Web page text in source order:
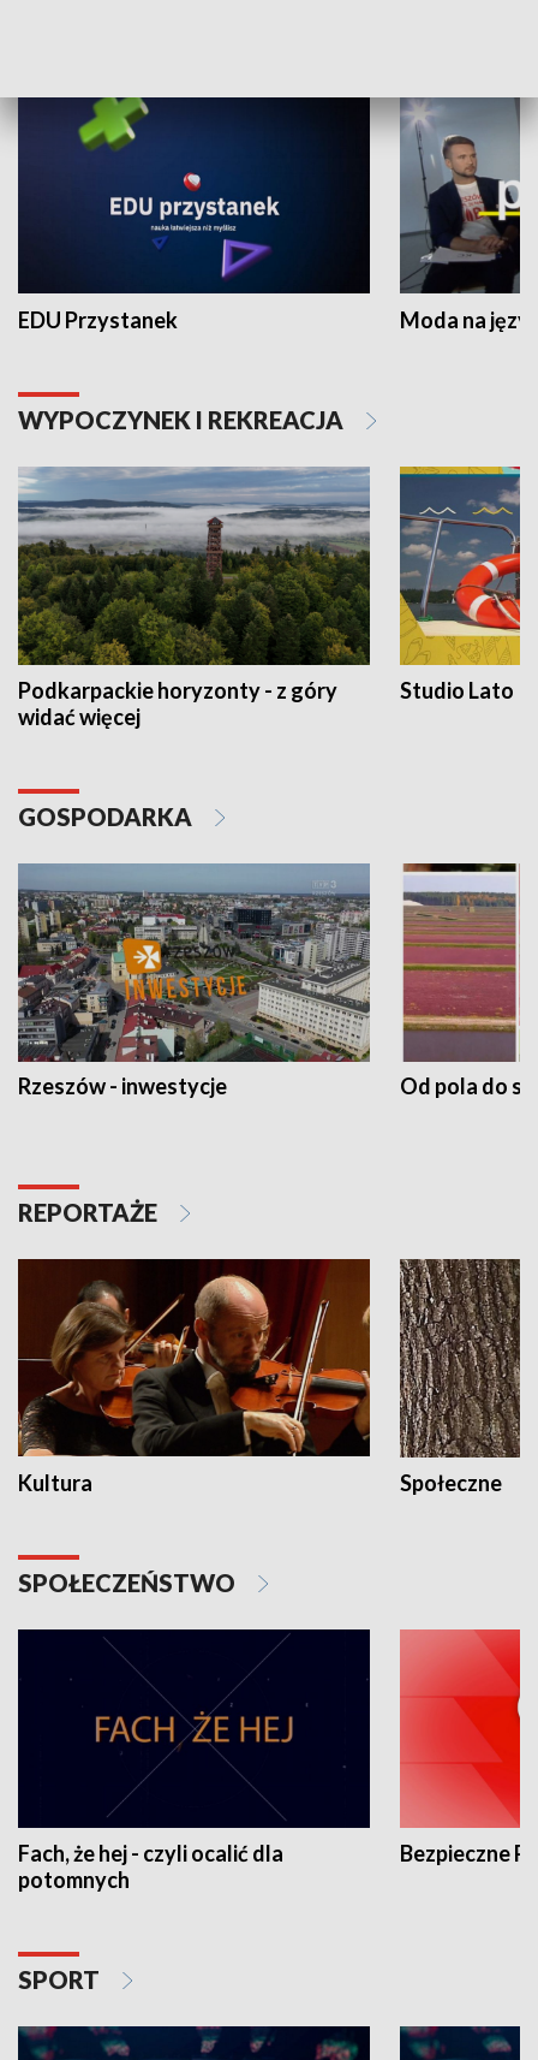
EDU Przystanek Moda na
WYPOCZYNEK I REKREACJA
Podkarpackie horyzonty - z góry
widać więcej
Studio Lato
GOSPODARKA
Rzeszów - inwestycje Od pola do
REPORTAŻE
Kultura Społeczne
SPOŁECZEŃSTWO
Fach, że hej - czyli ocalić dla
potomnych
Bezpieczne
SPORT